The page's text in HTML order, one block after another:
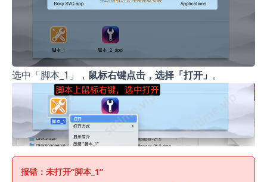
选中「脚本_1」， 鼠标右键点击，选择「打开」 。
报错：未打开“脚本_1”